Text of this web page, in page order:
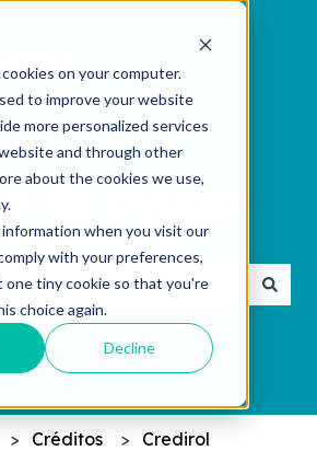
on your computer.
to improve your website
more personalized services
and through other
about the cookies we use,
when you visit our
with your preferences,
one tiny cookie so that you're
choice again.
Decline
ayudarte?
porque el campo de
Créditos Credirol